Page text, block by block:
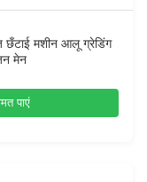
छँटाई मशीन आलू ग्रेडिंग
मेन
पाएं